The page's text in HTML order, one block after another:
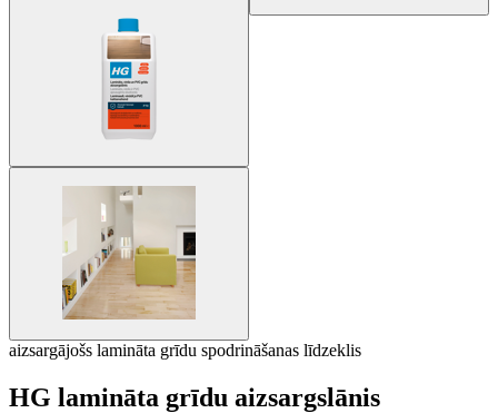
aizsargājošs lamināta grīdu spodrināšanas līdzeklis
HG lamināta grīdu aizsargslānis